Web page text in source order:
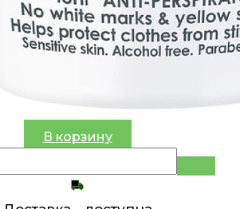
В корзину